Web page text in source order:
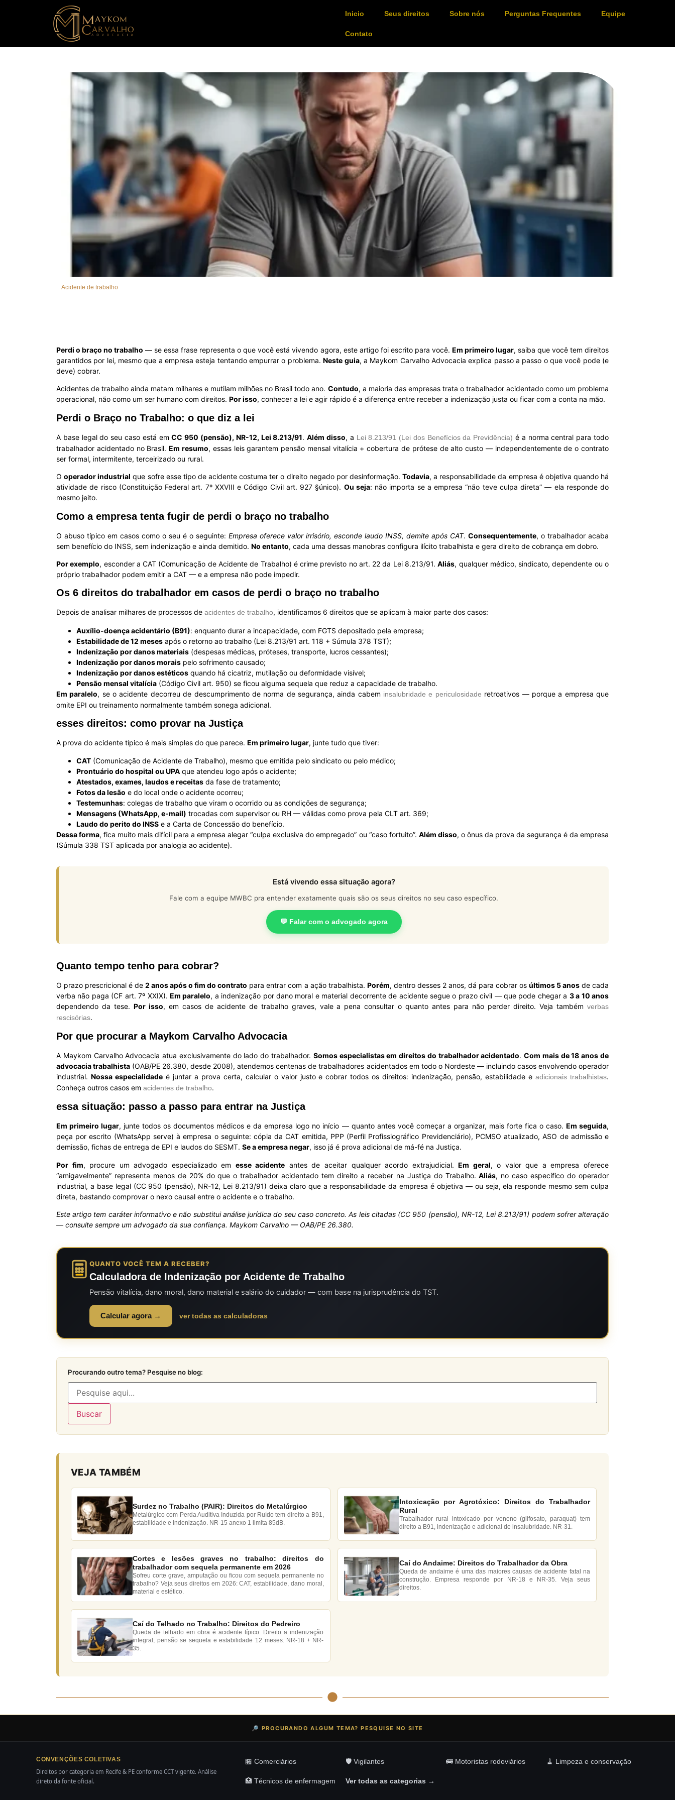
Inicio Seus direitos Sobre nós Perguntas Frequentes Equipe
Contato
Acidente de trabalho
Perdi o braço no trabalho — se essa frase representa o que você está vivendo agora, este artigo foi escrito para você. Em primeiro lugar, saiba que você tem direitos
garantidos por lei, mesmo que a empresa esteja tentando empurrar o problema.Neste guia, a Maykom Carvalho Advocacia explica passo a passo o que você pode (e
deve) cobrar.
Acidentes de trabalho ainda matam milhares e mutilam milhões no Brasil todo ano. Contudo, a maioria das empresas trata o trabalhador acidentado como um problema
operacional, não como um ser humano com direitos. Por isso, conhecer a lei e agir rápido é a diferença entre receber a indenização justa ou ficar com a conta na mão.
Perdi o Braço no Trabalho: o que diz a lei
A base legal do seu caso está emCC 950 (pensão), NR-12, Lei 8.213/91.Além disso, a Lei 8.213/91 (Lei dos Benefícios da Previdência) é a norma central para todo
trabalhador acidentado no Brasil.Em resumo, essas leis garantem pensão mensal vitalícia + cobertura de prótese de alto custo — independentemente de o contrato
ser formal, intermitente, terceirizado ou rural.
Ooperador industrial que sofre esse tipo de acidente costuma ter o direito negado por desinformação. Todavia, a responsabilidade da empresa é objetiva quando há
atividade de risco (Constituição Federal art. 7º XXVIII e Código Civil art. 927 §único). Ou seja: não importa se a empresa “não teve culpa direta” — ela responde do
mesmo jeito.
Como a empresa tenta fugir de perdi o braço no trabalho
O abuso típico em casos como o seu é o seguinte: Empresa oferece valor irrisório, esconde laudo INSS, demite após CAT. Consequentemente, o trabalhador acaba
sem benefício do INSS, sem indenização e ainda demitido. No entanto, cada uma dessas manobras configura ilícito trabalhista e gera direito de cobrança em dobro.
Por exemplo, esconder a CAT (Comunicação de Acidente de Trabalho) é crime previsto no art. 22 da Lei 8.213/91.Aliás, qualquer médico, sindicato, dependente ou o
próprio trabalhador podem emitir a CAT — e a empresa não pode impedir.
Os 6 direitos do trabalhador em casos de perdi o braço no trabalho
Depois de analisar milhares de processos de acidentes de trabalho, identificamos 6 direitos que se aplicam à maior parte dos casos:
Auxílio-doença acidentário (B91): enquanto durar a incapacidade, com FGTS depositado pela empresa;
Estabilidade de 12 meses após o retorno ao trabalho (Lei 8.213/91 art. 118 + Súmula 378 TST);
Indenização por danos materiais (despesas médicas, próteses, transporte, lucros cessantes);
Indenização por danos morais pelo sofrimento causado;
Indenização por danos estéticos quando há cicatriz, mutilação ou deformidade visível;
Pensão mensal vitalícia (Código Civil art. 950) se ficou alguma sequela que reduz a capacidade de trabalho.
Em paralelo, se o acidente decorreu de descumprimento de norma de segurança, ainda cabem insalubridade e periculosidade retroativos — porque a empresa que
omite EPI ou treinamento normalmente também sonega adicional.
esses direitos: como provar na Justiça
A prova do acidente típico é mais simples do que parece. Em primeiro lugar, junte tudo que tiver:
CAT (Comunicação de Acidente de Trabalho), mesmo que emitida pelo sindicato ou pelo médico;
Prontuário do hospital ou UPA que atendeu logo após o acidente;
Atestados, exames, laudos e receitas da fase de tratamento;
Fotos da lesão e do local onde o acidente ocorreu;
Testemunhas: colegas de trabalho que viram o ocorrido ou as condições de segurança;
Mensagens (WhatsApp, e-mail) trocadas com supervisor ou RH — válidas como prova pela CLT art. 369;
Laudo do perito do INSS e a Carta de Concessão do benefício.
Dessa forma, fica muito mais difícil para a empresa alegar “culpa exclusiva do empregado” ou “caso fortuito”. Além disso, o ônus da prova da segurança é da empresa
(Súmula 338 TST aplicada por analogia ao acidente).
Está vivendo essa situação agora?
Fale com a equipe MWBC pra entender exatamente quais são os seus direitos no seu caso específico.
💬 Falar com o advogado agora
Quanto tempo tenho para cobrar?
O prazo prescricional é de2 anos após o fim do contrato para entrar com a ação trabalhista. Porém, dentro desses 2 anos, dá para cobrar os últimos 5 anosde cada
verba não paga (CF art. 7º XXIX). Em paralelo, a indenização por dano moral e material decorrente de acidente segue o prazo civil — que pode chegar a 3 a 10 anos
dependendo da tese. Por isso, em casos de acidente de trabalho graves, vale a pena consultar o quanto antes para não perder direito. Veja tambémverbas
rescisórias.
Por que procurar a Maykom Carvalho Advocacia
A Maykom Carvalho Advocacia atua exclusivamente do lado do trabalhador. Somos especialistas em direitos do trabalhador acidentado.Com mais de 18 anos de
advocacia trabalhista (OAB/PE 26.380, desde 2008), atendemos centenas de trabalhadores acidentados em todo o Nordeste — incluindo casos envolvendo operador
industrial. Nossa especialidadeé juntar a prova certa, calcular o valor justo e cobrar todos os direitos: indenização, pensão, estabilidade eadicionais trabalhistas.
Conheça outros casos em acidentes de trabalho.
essa situação: passo a passo para entrar na Justiça
Em primeiro lugar, junte todos os documentos médicos e da empresa logo no início — quanto antes você começar a organizar, mais forte fica o caso. Em seguida,
peça por escrito (WhatsApp serve) à empresa o seguinte: cópia da CAT emitida, PPP (Perfil Profissiográfico Previdenciário), PCMSO atualizado, ASO de admissão e
demissão, fichas de entrega de EPI e laudos do SESMT. Se a empresa negar, isso já é prova adicional de má-fé na Justiça.
Por fim, procure um advogado especializado em esse acidente antes de aceitar qualquer acordo extrajudicial.Em geral, o valor que a empresa oferece
“amigavelmente” representa menos de 20% do que o trabalhador acidentado tem direito a receber na Justiça do Trabalho.Aliás, no caso específico do operador
industrial, a base legal (CC 950 (pensão), NR-12, Lei 8.213/91) deixa claro que a responsabilidade da empresa é objetiva — ou seja, ela responde mesmo sem culpa
direta, bastando comprovar o nexo causal entre o acidente e o trabalho.
Este artigo tem caráter informativo e não substitui análise jurídica do seu caso concreto. As leis citadas (CC 950 (pensão), NR-12, Lei 8.213/91) podem sofrer alteração
— consulte sempre um advogado da sua confiança. Maykom Carvalho — OAB/PE 26.380.
QUANTO VOCÊ TEM A RECEBER?
Calculadora de Indenização por Acidente de Trabalho
Pensão vitalícia, dano moral, dano material e salário do cuidador — com base na jurisprudência do TST.
Calcular agora → ver todas as calculadoras
Procurando outro tema? Pesquise no blog:
Buscar
VEJA TAMBÉM
Surdez no Trabalho (PAIR): Direitos do Metalúrgico
Metalúrgico com Perda Auditiva Induzida por Ruído tem direito a B91,
estabilidade e indenização. NR-15 anexo 1 limita 85dB.
Intoxicação por Agrotóxico: Direitos do Trabalhador
Rural
Trabalhador rural intoxicado por veneno (glifosato, paraquat) tem
direito a B91, indenização e adicional de insalubridade. NR-31.
Cortes e lesões graves no trabalho: direitos do
trabalhador com sequela permanente em 2026
Sofreu corte grave, amputação ou ficou com sequela permanente no
trabalho? Veja seus direitos em 2026: CAT, estabilidade, dano moral,
material e estético.
Caí do Andaime: Direitos do Trabalhador da Obra
Queda de andaime é uma das maiores causas de acidente fatal na
construção. Empresa responde por NR-18 e NR-35. Veja seus
direitos.
Caí do Telhado no Trabalho: Direitos do Pedreiro
Queda de telhado em obra é acidente típico. Direito a indenização
integral, pensão se sequela e estabilidade 12 meses. NR-18 + NR-
35.
🔎 PROCURANDO ALGUM TEMA? PESQUISE NO SITE
CONVENÇÕES COLETIVAS
Direitos por categoria em Recife & PE conforme CCT vigente. Análise
direto da fonte oficial.
🏪 Comerciários 🛡️ Vigilantes 🚌 Motoristas rodoviários 🧹 Limpeza e conservação
🏥 Técnicos de enfermagem Ver todas as categorias →